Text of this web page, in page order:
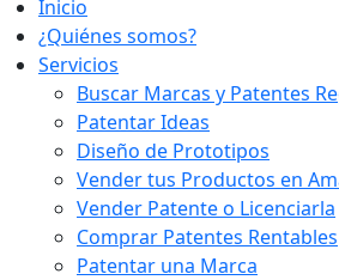
Inicio
¿Quiénes somos?
Servicios
Buscar Marcas y Patentes
Patentar Ideas
Diseño de Prototipos
Vender tus Productos en
Vender Patente o Licenciarla
Comprar Patentes Rentables
Patentar una Marca